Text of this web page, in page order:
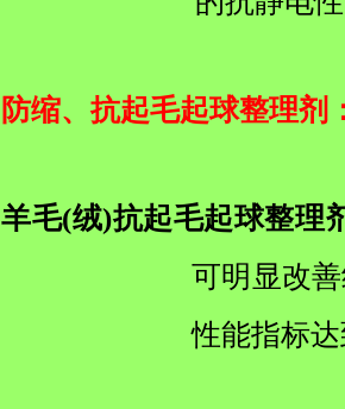
防缩、抗起毛起球整理剂
羊毛(绒)抗起毛起球整理
可明显改
性能指标